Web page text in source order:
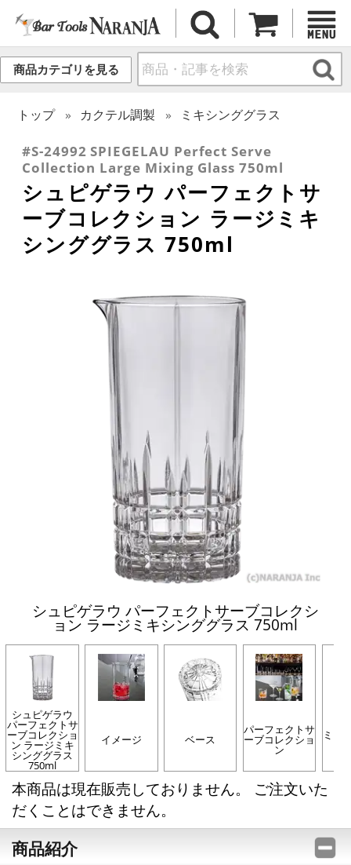
商品カテゴリを見る
トップ カクテル調製 ミキシンググラス
#S-24992 SPIEGELAU Perfect Serve
Collection Large Mixing Glass 750ml
シュピゲラウ パーフェクトサ
ーブコレクション ラージミキ
シンググラス 750ml
シュピゲラウ パーフェクトサーブコレクシ
ョン ラージミキシンググラス 750ml
シュピゲラウ
パーフェクトサ
ーブコレクショ
ン ラージミキ
シンググラス
750ml
イメージ ベース
パーフェクトサ
ーブコレクショ
ン
ミキ
本商品は現在販売しておりません。 ご注文いた
だくことはできません。
商品紹介